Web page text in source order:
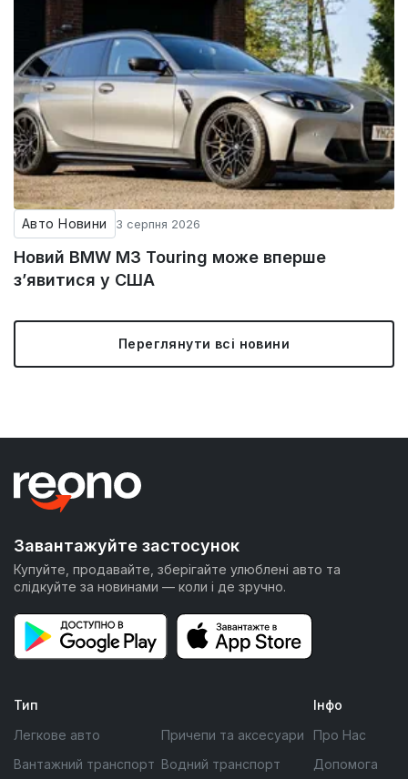
Авто Новини 3 серпня 2026
Новий BMW M3 Touring може вперше
з’явитися у США
Переглянути всі новини
Завантажуйте застосунок
Купуйте, продавайте, зберігайте улюблені авто та
слідкуйте за новинами — коли і де зручно.
Тип
Легкове авто
Вантажний транспорт
Причепи та аксесуари
Водний транспорт
Інфо
Про Нас
Допомога